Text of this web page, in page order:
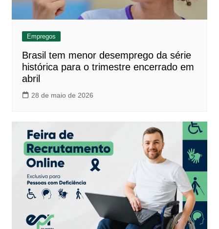
Empregos
Brasil tem menor desemprego da série
histórica para o trimestre encerrado em
abril
28 de maio de 2026